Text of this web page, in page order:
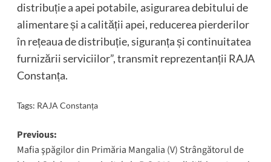
distribuție a apei potabile, asigurarea debitului de
alimentare și a calității apei, reducerea pierderilor
în rețeaua de distribuție, siguranța și continuitatea
furnizării serviciilor”, transmit reprezentanții RAJA
Constanța.
Tags: RAJA Constanța
Post
Previous:
Mafia şpăgilor din Primăria Mangalia (V) Strângătorul de